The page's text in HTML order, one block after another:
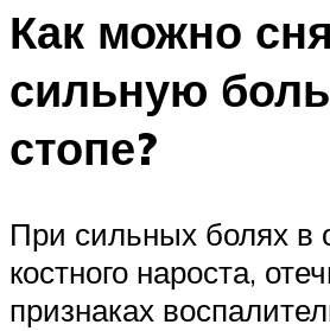
Как можно
сильную
стопе?
При сильных болях в
костного нароста,
признаках